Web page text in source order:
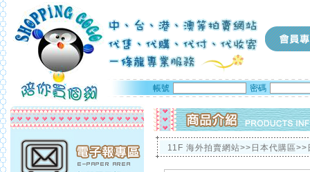
帳號 密碼
11F 海外拍賣網站>>日本代購區>>